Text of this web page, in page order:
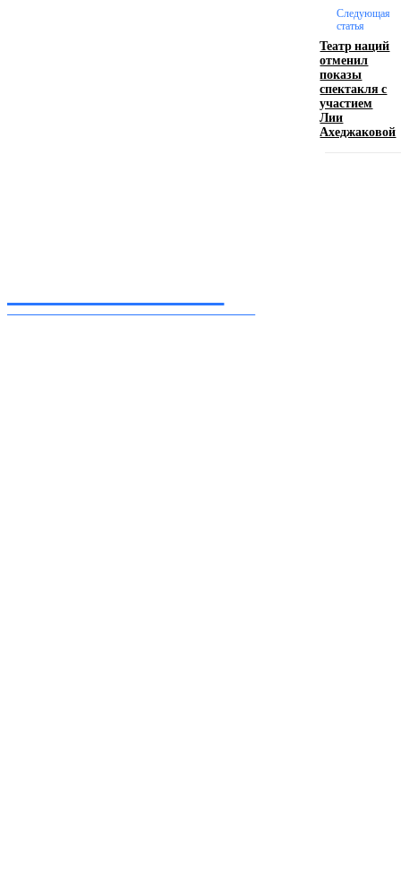
Девушка в бокале: легендарный номер бурлеска
Следующая
статья
Театр наций
отменил
показы
спектакля с
участием
Лии
Ахеджаковой